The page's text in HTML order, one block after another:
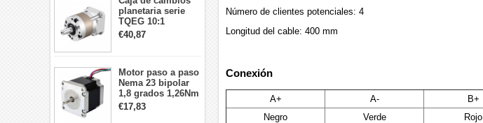
planetaria serie
TQEG 10:1
contragolpe 15
arcmin para motor
€40,87
Motor paso a paso
Nema 23 bipolar
1,8 grados 1,26Nm
2,8A 2,5V
57x57x56mm 4
€17,83
Número de clientes potenciales: 4
Longitud del cable: 400 mm
Conexión
A+ A- B+
Negro
Verde Rojo